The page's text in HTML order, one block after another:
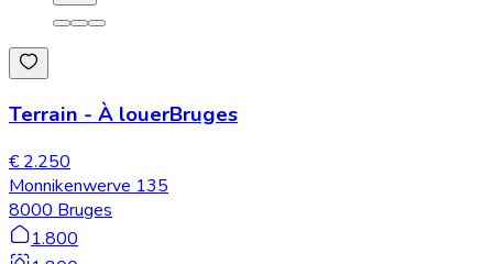
Terrain - À louerBruges
€ 2.250
Monnikenwerve 135
8000 Bruges
1.800